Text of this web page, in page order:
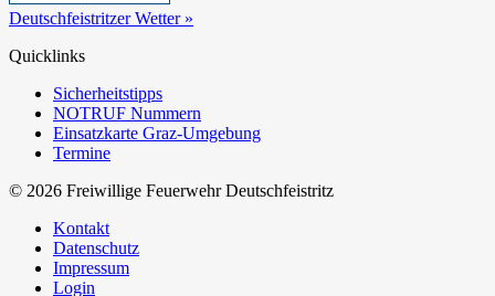
Deutschfeistritzer Wetter »
Quicklinks
Sicherheitstipps
NOTRUF Nummern
Einsatzkarte Graz-Umgebung
Termine
© 2026 Freiwillige Feuerwehr Deutschfeistritz
Kontakt
Datenschutz
Impressum
Login